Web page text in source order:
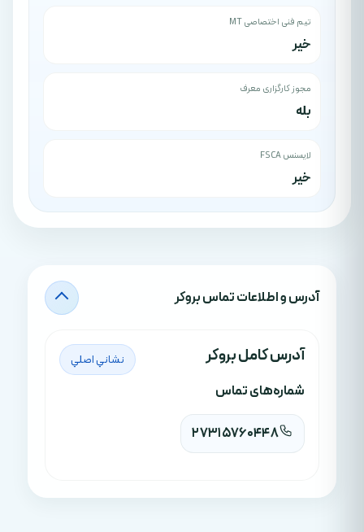
تیم فنی اختصاصی MT
خیر
مجوز کارگزاری معرف
بله
لایسنس FSCA
خیر
آدرس‌ و اطلاعات تماس بروکر
آدرس کامل بروکر نشاني اصلي
شماره‌های تماس
27315760448